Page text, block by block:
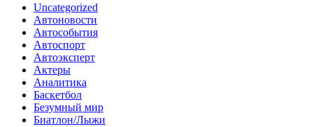
Uncategorized
Автоновости
Автособытия
Автоспорт
Автоэксперт
Актеры
Аналитика
Баскетбол
Безумный мир
Биатлон/Лыжи